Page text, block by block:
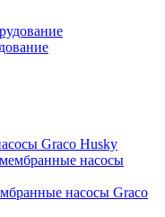
Graco Husky
насосы Graco